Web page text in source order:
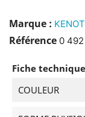
Marque :
Référence 0 492
Fiche technique
COULEUR